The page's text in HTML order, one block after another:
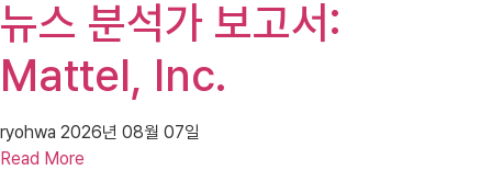
뉴스 분석가 보고서:
Mattel, Inc.
ryohwa 2026년 08월 07일
Read More